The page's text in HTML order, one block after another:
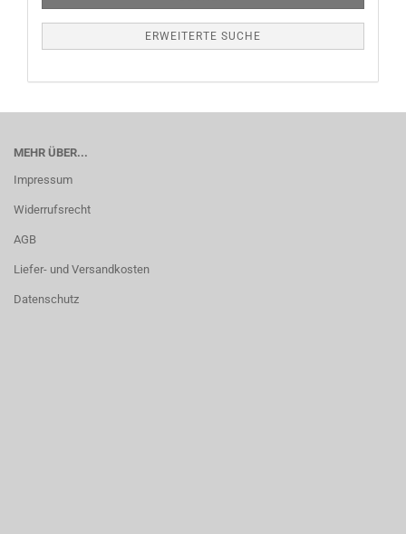
ERWEITERTE SUCHE
MEHR ÜBER...
Impressum
Widerrufsrecht
AGB
Liefer- und Versandkosten
Datenschutz